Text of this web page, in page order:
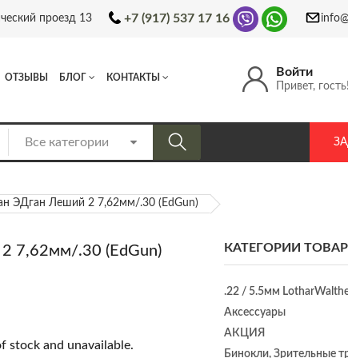
проезд 13 +7 (917) 537 17 16
Войти
Привет, гость!
ОТЗЫВЫ БЛОГ КОНТАКТЫ
ЭДган Леший 2 7,62мм/.30 (EdGun)
7,62мм/.30 (EdGun)
stock and unavailable.
КАТЕГОРИИ
.22 / 5.5мм
Аксессуары
АКЦИЯ
Бинокли, Зрительные